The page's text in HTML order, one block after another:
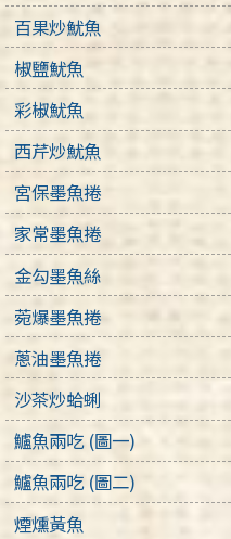
百果炒魷魚
椒鹽魷魚
彩椒魷魚
西芹炒魷魚
宮保墨魚捲
家常墨魚捲
金勾墨魚絲
菀爆墨魚捲
蔥油墨魚捲
沙茶炒蛤蜊
鱸魚兩吃 (圖一)
鱸魚兩吃 (圖二)
煙燻黃魚